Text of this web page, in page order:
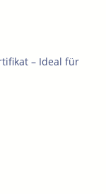
– Ideal für